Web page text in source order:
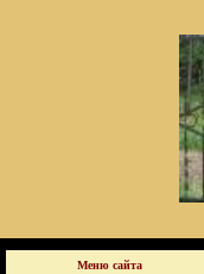
Меню сайта